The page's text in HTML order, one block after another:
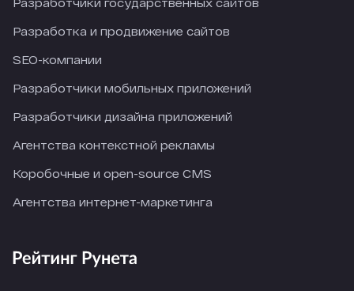
Разработка и продвижение сайтов
SEO-компании
Разработчики мобильных приложений
Разработчики дизайна приложений
Агентства контекстной рекламы
Коробочные и open-source CMS
Агентства интернет-маркетинга